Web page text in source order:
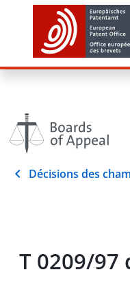
Décisions des
T 0209/97